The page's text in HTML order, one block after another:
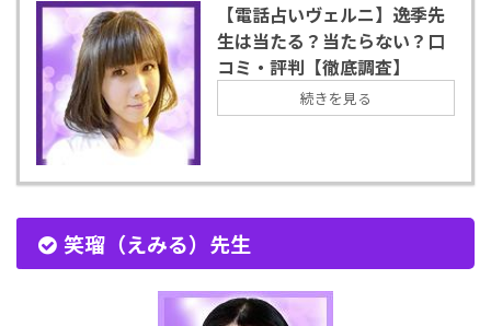
【電話占いヴェルニ】逸季先
生は当たる？当たらない？口
コミ・評判【徹底調査】
続きを見る
笑瑠（えみる）先生